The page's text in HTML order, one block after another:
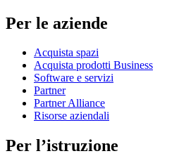
Per le aziende
Acquista spazi
Acquista prodotti Business
Software e servizi
Partner
Partner Alliance
Risorse aziendali
Per l’istruzione